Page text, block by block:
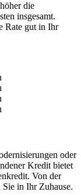
die
insgesamt.
Rate gut in Ihr
oder
Kredit bietet
Von der
in Ihr Zuhause.